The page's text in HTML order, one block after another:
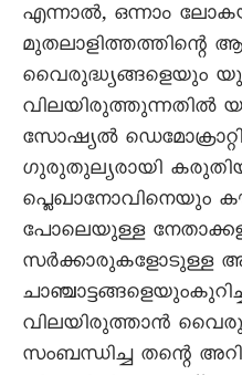
എന്നാൽ, ഒന്നാം
മുതലാളിത്തത്തിന്റെ
വെെരുദ്ധ്യങ്ങളെയും
വിലയിരുത്തുന്നതിൽ
സോഷ്യൽ
ഗുരുതുല്യരായി
പ്ലെഖാനോവിനെയും
പോലെയുള്ള നേതാക്കളും
സർക്കാരുകളോടുള്ള
വിലയിരുത്താൻ
സംബന്ധിച്ച തന്റെ